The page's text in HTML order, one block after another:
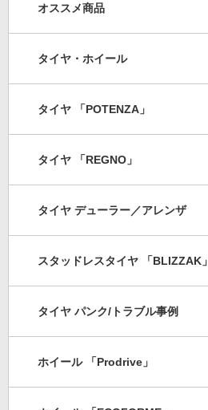
オススメ商品
タイヤ・ホイール
タイヤ 「POTENZA」
タイヤ 「REGNO」
タイヤ デューラー／アレンザ
スタッドレスタイヤ 「BLIZZAK」
タイヤ パンク/トラブル事例
ホイール 「Prodrive」